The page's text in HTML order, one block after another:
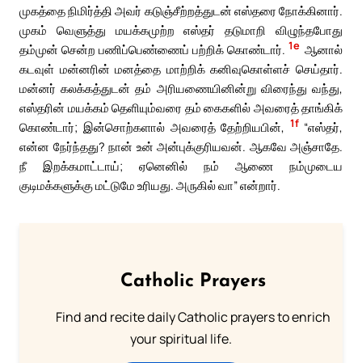
முகத்தை நிமிர்த்தி அவர் கடுஞ்சீற்றத்துடன் எஸ்தரை நோக்கினார்.
முகம் வெளுத்து மயக்கமுற்ற எஸ்தர் தடுமாறி விழுந்தபோது
தம்முன் சென்ற பணிப்பெண்ணைப் பற்றிக் கொண்டார். 1e ஆனால்
கடவுள் மன்னரின் மனத்தை மாற்றிக் கனிவுகொள்ளச் செய்தார்.
மன்னர் கலக்கத்துடன் தம் அரியணையினின்று விரைந்து வந்து,
எஸ்தரின் மயக்கம் தெளியும்வரை தம் கைகளில் அவரைத் தாங்கிக்
கொண்டார்; இன்சொற்களால் அவரைத் தேற்றியபின், 1f “எஸ்தர்,
என்ன நேர்ந்தது? நான் உன் அன்புக்குரியவன். ஆகவே அஞ்சாதே.
நீ இறக்கமாட்டாய்; ஏனெனில் நம் ஆணை நம்முடைய
குடிமக்களுக்கு மட்டுமே உரியது. அருகில் வா” என்றார்.
Catholic Prayers
Find and recite daily Catholic prayers to enrich
your spiritual life.